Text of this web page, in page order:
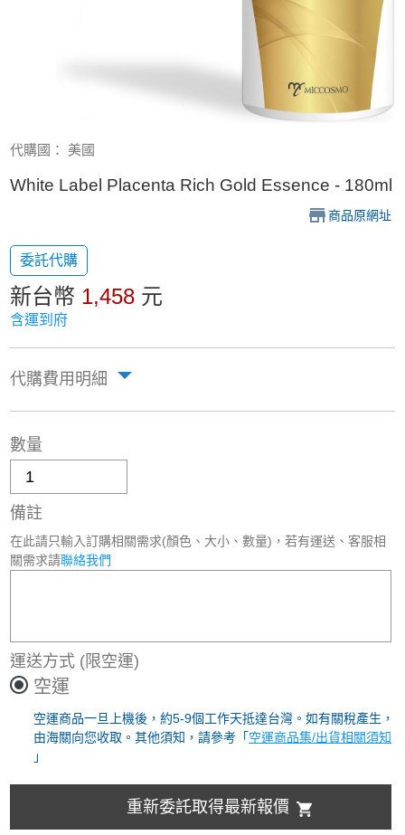
代購國： 美國
White Label Placenta Rich Gold Essence - 180ml
商品原網址
委託代購
新台幣 1,458 元
含運到府
代購費用明細
數量
備註
在此請只輸入訂購相關需求(顏色、大小、數量)，若有運送、客服相
關需求請聯絡我們
運送方式 (限空運)
空運
空運商品一旦上機後，約5-9個工作天抵達台灣。如有關稅產生，
由海關向您收取。其他須知，請參考「 空運商品集/出貨相關須知
」
重新委託取得最新報價